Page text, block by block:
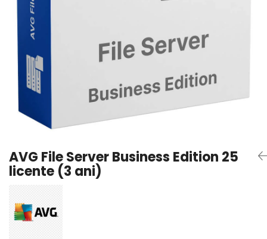
AVAST Driver Updater
AVAST SecureLine VPN
AVAST AntiTrack Premium
AVG File Server Business Edition 25
licente (3 ani)